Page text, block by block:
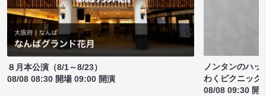
８月本公演（8/1～8/23）
08/08 08:30 開場 09:00 開演
ノンタンのハッ
わくピクニック
08/08 09:30 開